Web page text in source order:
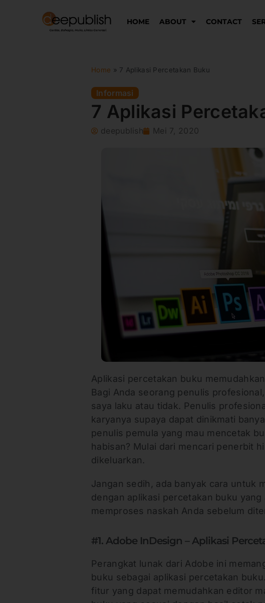
HOME ABOUT CONTACT
Home » 7 Aplikasi Percetakan Buku
Informasi
7 Aplikasi
deepublish Mei 7, 2020
Aplikasi percetakan buku
Bagi Anda seorang penulis
saya laku atau tidak. Penulis
karyanya supaya dapat dinikmati
penulis pemula yang mau mencetak
habisan? Mulai dari mencari penerbit
dikeluarkan.
Jangan sedih, ada banyak cara untuk
dengan aplikasi percetakan buku
memproses naskah Anda sebelum
#1. Adobe InDesign – Aplikasi
Perangkat lunak dari Adobe ini
buku sebagai aplikasi percetakan
fitur yang dapat memudahkan editor